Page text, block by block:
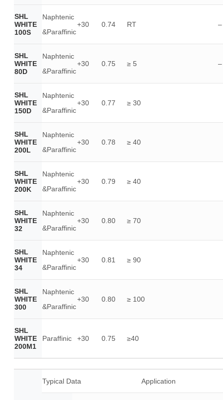
SHL
WHITE
100S
Naphtenic
&Paraffinic
+30 0.74 RT –
SHL
WHITE
80D
Naphtenic
&Paraffinic
+30 0.75 ≥ 5 –
SHL
WHITE
150D
Naphtenic
&Paraffinic
+30 0.77 ≥ 30
SHL
WHITE
200L
Naphtenic
&Paraffinic
+30 0.78 ≥ 40
SHL
WHITE
200K
Naphtenic
&Paraffinic
+30 0.79 ≥ 40
SHL
WHITE
32
Naphtenic
&Paraffinic
+30 0.80 ≥ 70
SHL
WHITE
34
Naphtenic
&Paraffinic
+30 0.81 ≥ 90
SHL
WHITE
300
Naphtenic
&Paraffinic
+30 0.80 ≥ 100
SHL
WHITE
200M1
Paraffinic +30 0.75 ≥40
Typical Data Application